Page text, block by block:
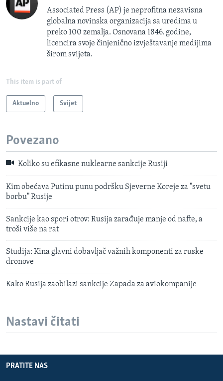
Associated Press (AP) je neprofitna nezavisna
globalna novinska organizacija sa uredima u
preko 100 zemalja. Osnovana 1846. godine,
licencira svoje činjenično izvještavanje medijima
širom svijeta.
This item is part of
Aktuelno Svijet
Povezano
Koliko su efikasne nuklearne sankcije Rusiji
Kim obećava Putinu punu podršku Sjeverne Koreje za "svetu
borbu" Rusije
Sankcije kao spori otrov: Rusija zarađuje manje od nafte, a
troši više na rat
Studija: Kina glavni dobavljač važnih komponenti za ruske
dronove
Kako Rusija zaobilazi sankcije Zapada za aviokompanije
Nastavi čitati
PRATITE NAS